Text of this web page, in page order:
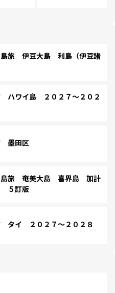
旅 伊豆大島 利島（伊豆諸
ハワイ島 ２０２７～２０２
墨田区
旅 奄美大島 喜界島 加計
５訂版
タイ ２０２７～２０２８